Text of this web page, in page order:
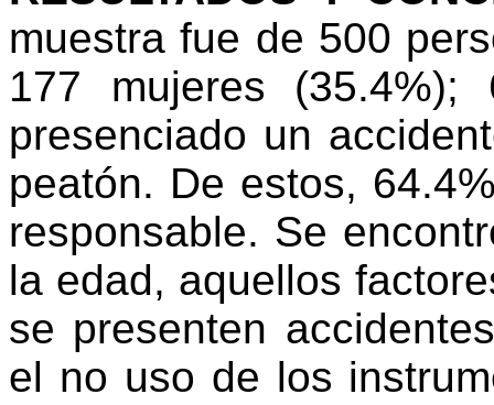
muestra fue de 500
177 mujeres
presenciado un
peatón. De estos,
responsable. Se
la edad, aquellos
se presenten
el no uso de los